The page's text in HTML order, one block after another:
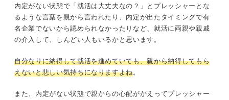
内定がない状態で「就活は大丈夫なの？」とプレッシャーとな
るような言葉を親から言われたり、内定が出たタイミングで有
名企業でないから認められなかったりなど、就活に両親や親戚
の介入して、しんどい人もいるかと思います。
自分なりに納得して就活を進めていても、親から納得してもら
えないと悲しい気持ちになりますよね。
また、内定がない状態で親からの心配がかえってプレッシャー